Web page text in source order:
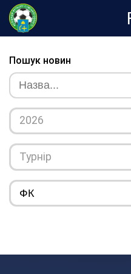
Пошук новин
2026
Турнір